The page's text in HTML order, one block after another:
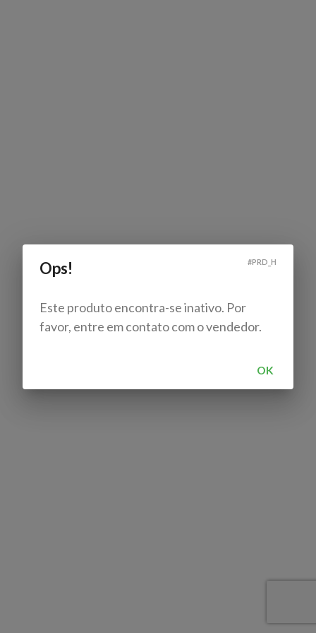
Ops! #PRD_H
Este produto encontra-se inativo. Por
favor, entre em contato com o vendedor.
OK